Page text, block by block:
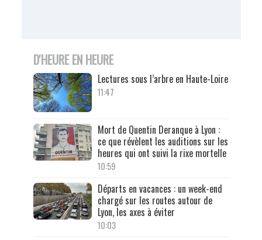
D'HEURE EN HEURE
Lectures sous l’arbre en Haute-Loire
11:47
Mort de Quentin Deranque à Lyon :
ce que révèlent les auditions sur les
heures qui ont suivi la rixe mortelle
10:59
Départs en vacances : un week-end
chargé sur les routes autour de
Lyon, les axes à éviter
10:03